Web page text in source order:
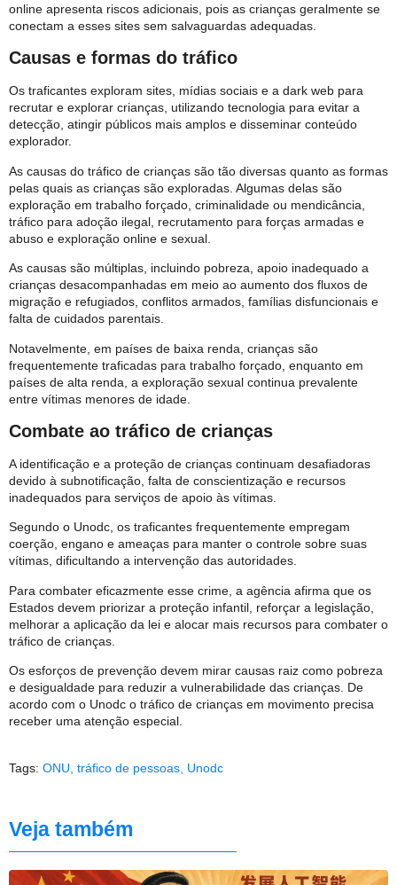
online apresenta riscos adicionais, pois as crianças geralmente se
conectam a esses sites sem salvaguardas adequadas.
Causas e formas do tráfico
Os traficantes exploram sites, mídias sociais e a dark web para
recrutar e explorar crianças, utilizando tecnologia para evitar a
detecção, atingir públicos mais amplos e disseminar conteúdo
explorador.
As causas do tráfico de crianças são tão diversas quanto as formas
pelas quais as crianças são exploradas. Algumas delas são
exploração em trabalho forçado, criminalidade ou mendicância,
tráfico para adoção ilegal, recrutamento para forças armadas e
abuso e exploração online e sexual.
As causas são múltiplas, incluindo pobreza, apoio inadequado a
crianças desacompanhadas em meio ao aumento dos fluxos de
migração e refugiados, conflitos armados, famílias disfuncionais e
falta de cuidados parentais.
Notavelmente, em países de baixa renda, crianças são
frequentemente traficadas para trabalho forçado, enquanto em
países de alta renda, a exploração sexual continua prevalente
entre vítimas menores de idade.
Combate ao tráfico de crianças
A identificação e a proteção de crianças continuam desafiadoras
devido à subnotificação, falta de conscientização e recursos
inadequados para serviços de apoio às vítimas.
Segundo o Unodc, os traficantes frequentemente empregam
coerção, engano e ameaças para manter o controle sobre suas
vítimas, dificultando a intervenção das autoridades.
Para combater eficazmente esse crime, a agência afirma que os
Estados devem priorizar a proteção infantil, reforçar a legislação,
melhorar a aplicação da lei e alocar mais recursos para combater o
tráfico de crianças.
Os esforços de prevenção devem mirar causas raiz como pobreza
e desigualdade para reduzir a vulnerabilidade das crianças. De
acordo com o Unodc o tráfico de crianças em movimento precisa
receber uma atenção especial.
Tags: ONU, tráfico de pessoas, Unodc
Veja também